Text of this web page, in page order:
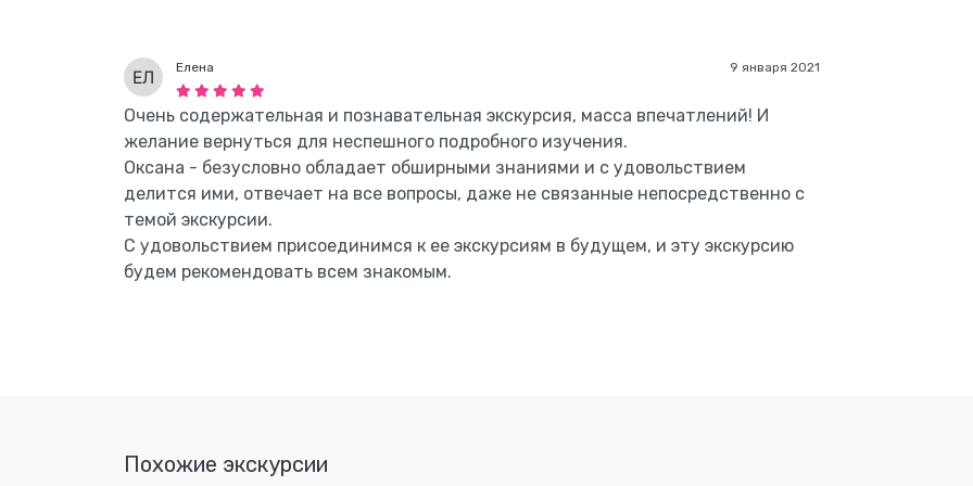
9 января 2021
Елена
Очень содержательная и познавательная экскурсия, масса впечатлений! И
желание вернуться для неспешного подробного изучения.
Оксана - безусловно обладает обширными знаниями и с удовольствием
делится ими, отвечает на все вопросы, даже не связанные непосредственно с
темой экскурсии.
С удовольствием присоединимся к ее экскурсиям в будущем, и эту экскурсию
будем рекомендовать всем знакомым.
Похожие экскурсии